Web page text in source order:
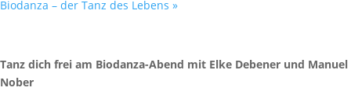
Biodanza – der Tanz des Lebens »
Tanz dich frei am Biodanza-Abend mit Elke Debener und Manuel
Nober